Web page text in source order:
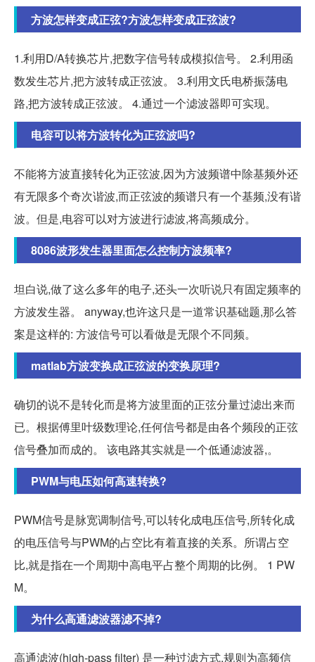
方波怎样变成正弦?方波怎样变成正弦波?
1.利用D/A转换芯片,把数字信号转成模拟信号。 2.利用函
数发生芯片,把方波转成正弦波。 3.利用文氏电桥振荡电
路,把方波转成正弦波。 4.通过一个滤波器即可实现。
电容可以将方波转化为正弦波吗?
不能将方波直接转化为正弦波,因为方波频谱中除基频外还
有无限多个奇次谐波,而正弦波的频谱只有一个基频,没有谐
波。但是,电容可以对方波进行滤波,将高频成分。
8086波形发生器里面怎么控制方波频率?
坦白说,做了这么多年的电子,还头一次听说只有固定频率的
方波发生器。 anyway,也许这只是一道常识基础题,那么答
案是这样的: 方波信号可以看做是无限个不同频。
matlab方波变换成正弦波的变换原理?
确切的说不是转化而是将方波里面的正弦分量过滤出来而
已。根据傅里叶级数理论,任何信号都是由各个频段的正弦
信号叠加而成的。 该电路其实就是一个低通滤波器,。
PWM与电压如何高速转换?
PWM信号是脉宽调制信号,可以转化成电压信号,所转化成
的电压信号与PWM的占空比有着直接的关系。所谓占空
比,就是指在一个周期中高电平占整个周期的比例。 1 PW
M。
为什么高通滤波器滤不掉?
高通滤波(high-pass filter) 是一种过滤方式,规则为高频信